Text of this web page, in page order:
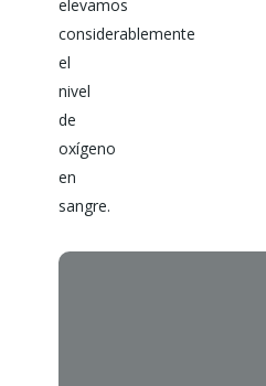
elevamos
considerablemente
el
nivel
de
oxígeno
en
sangre.